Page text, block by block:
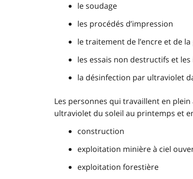
le soudage
les procédés d’impression
le traitement de l’encre et de
les essais non destructifs et
la désinfection par ultraviolet
Les personnes qui travaillent en
ultraviolet du soleil au printemps et
construction
exploitation minière à ciel
exploitation forestière